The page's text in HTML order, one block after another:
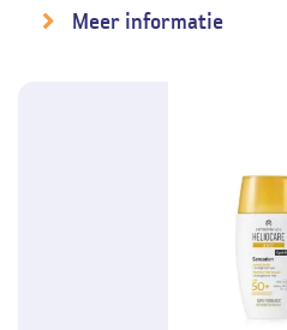
Meer informatie